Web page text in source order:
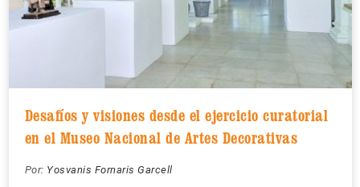
Desafíos y visiones desde el ejercicio curatorial
en el Museo Nacional de Artes Decorativas
Por: Yosvanis Fornaris Garcell